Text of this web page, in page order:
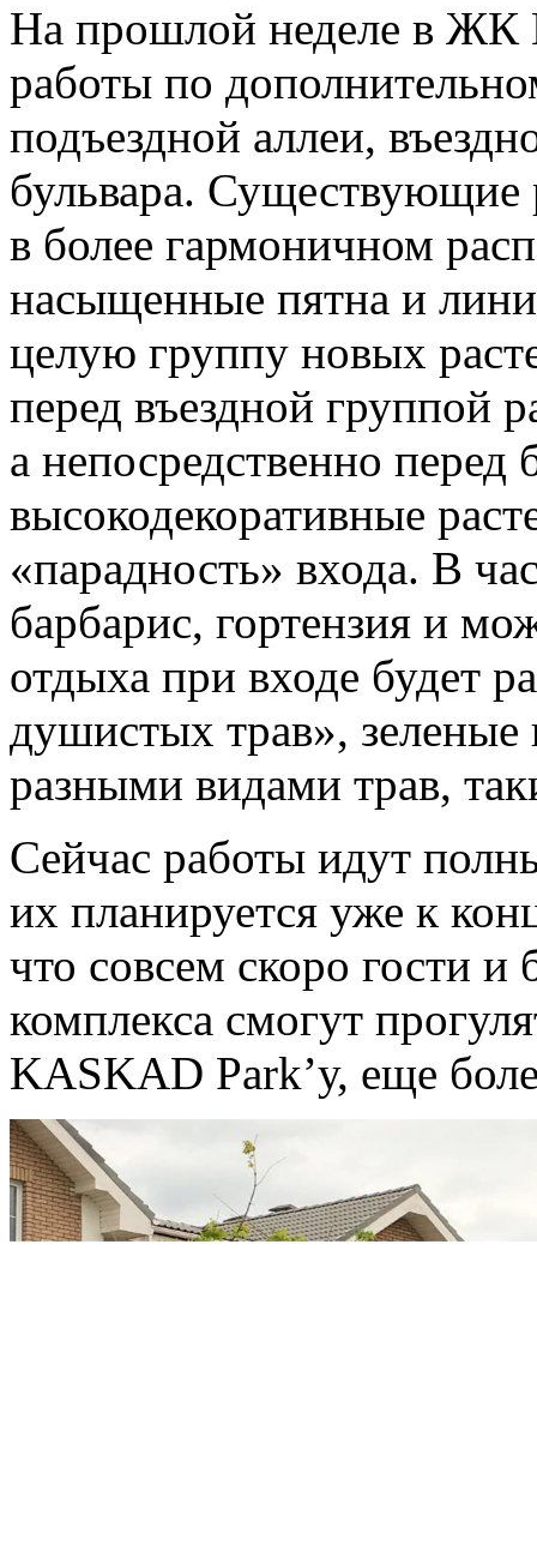
На прошлой неделе в ЖК
работы по
подъездной аллеи,
бульвара. Существующие
в более гармоничном
насыщенные пятна и
целую группу новых
перед въездной группой
а непосредственно
высокодекоративные
«парадность» входа. В
барбарис, гортензия и
отдыха при входе будет
душистых трав», зеленые
разными видами трав,
Сейчас работы идут
их планируется уже к
что совсем скоро гости
комплекса смогут
KASKAD Park’у, еще